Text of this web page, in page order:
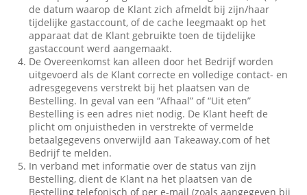
de datum waarop de Klant zich afmeldt bij zijn/haar
tijdelijke gastaccount, of de cache leegmaakt op het
apparaat dat de Klant gebruikte toen de tijdelijke
gastaccount werd aangemaakt.
De Overeenkomst kan alleen door het Bedrijf worden
uitgevoerd als de Klant correcte en volledige contact- en
adresgegevens verstrekt bij het plaatsen van de
Bestelling. In geval van een “Afhaal” of “Uit eten”
Bestelling is een adres niet nodig. De Klant heeft de
plicht om onjuistheden in verstrekte of vermelde
betaalgegevens onverwijld aan Takeaway.com of het
Bedrijf te melden.
In verband met informatie over de status van zijn
Bestelling, dient de Klant na het plaatsen van de
Bestelling telefonisch of per e-mail (zoals aangegeven bij